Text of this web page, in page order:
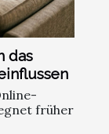
das
früher